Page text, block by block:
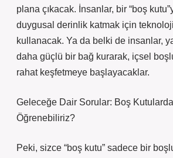
plana çıkacak. İnsanlar, bir “boş
duygusal derinlik katmak için
kullanacak. Ya da belki de insanlar,
daha güçlü bir bağ kurarak, içsel
rahat keşfetmeye başlayacaklar.
Geleceğe Dair Sorular: Boş
Öğrenebiliriz?
Peki, sizce “boş kutu” sadece bir